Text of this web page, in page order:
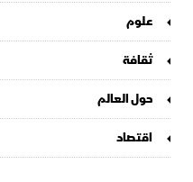
علوم
ثقافة
حول العالم
اقتصاد